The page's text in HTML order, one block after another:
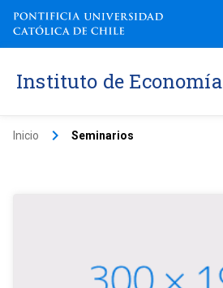
Instituto de Economía
Inicio keyboard_arrow_right Seminarios